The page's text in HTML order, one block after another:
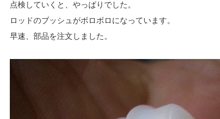
点検していくと、やっぱりでした。
ロッドのブッシュがボロボロになっています。
早速、部品を注文しました。